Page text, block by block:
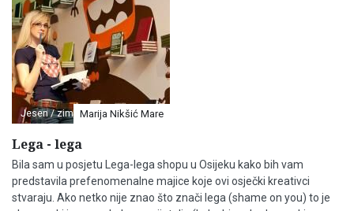
Jesen / zima Marija Nikšić Mare
Lega - lega
Bila sam u posjetu Lega-lega shopu u Osijeku kako bih vam
predstavila prefenomenalne majice koje ovi osječki kreativci
stvaraju. Ako netko nije znao što znači lega (shame on you) to je